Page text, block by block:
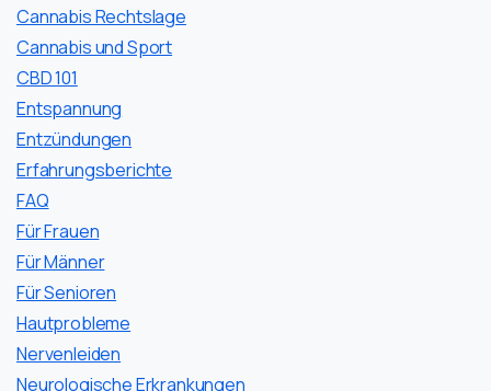
Cannabis Rechtslage
Cannabis und Sport
CBD 101
Entspannung
Entzündungen
Erfahrungsberichte
FAQ
Für Frauen
Für Männer
Für Senioren
Hautprobleme
Nervenleiden
Neurologische Erkrankungen